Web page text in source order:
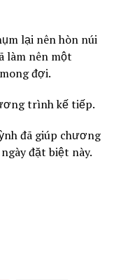
lại nên hòn núi
làm nên một
đợi.
trình kế tiếp.
đã giúp chương
đặt biệt này.